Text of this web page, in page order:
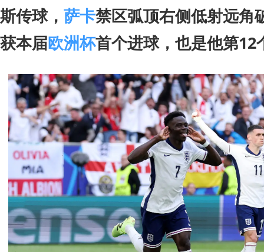
斯传球， 萨卡禁区弧顶右侧低射远角
获本届欧洲杯首个进球，也是他第12